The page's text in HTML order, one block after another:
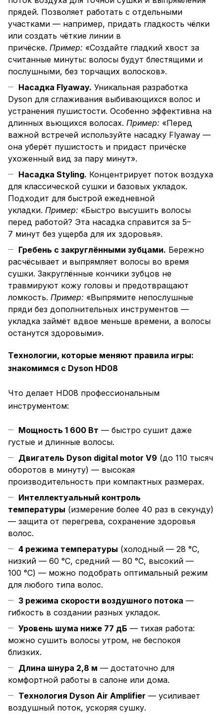
прядей. Позволяет работать с отдельными
участками — например, придать гладкость чёлки
или создать чёткие линии в
причёске. Пример: «Создайте гладкий хвост за
считанные минуты: волосы будут блестящими и
послушными, без торчащих волосков».
Насадка Flyaway. Уникальная разработка
Dyson для сглаживания выбивающихся волос и
устранения пушистости. Особенно эффективна на
длинных вьющихся волосах. Пример: «Перед
важной встречей используйте насадку Flyaway —
она уберёт пушистость и придаст причёске
ухоженный вид за пару минут».
Насадка Styling. Концентрирует поток воздуха
для классической сушки и базовых укладок.
Подходит для быстрой ежедневной
укладки. Пример: «Быстро высушить волосы
перед работой? Эта насадка справится за 5–
7 минут без ущерба для их здоровья».
Гребень с закруглёнными зубцами. Бережно
расчёсывает и выпрямляет волосы во время
сушки. Закруглённые кончики зубцов не
травмируют кожу головы и предотвращают
ломкость. Пример: «Выпрямите непослушные
пряди без дополнительных инструментов —
укладка займёт вдвое меньше времени, а волосы
останутся здоровыми».
Технологии, которые меняют правила игры:
знакомимся с Dyson HD08
Что делает HD08 профессиональным
инструментом:
Мощность 1 600 Вт — быстро сушит даже
густые и длинные волосы.
Двигатель Dyson digital motor V9 (до 110 тысяч
оборотов в минуту) — высокая
производительность при компактных размерах.
Интеллектуальный контроль
температуры (измерение более 40 раз в секунду)
— защита от перегрева, сохранение здоровья
волос.
4 режима температуры (холодный — 28 °C,
низкий — 60 °C, средний — 80 °C, высокий —
100 °C) — можно подобрать оптимальный режим
для любого типа волос.
3 режима скорости воздушного потока —
гибкость в создании разных укладок.
Уровень шума ниже 77 дБ — тихая работа:
можно сушить волосы утром, не беспокоя
близких.
Длина шнура 2,8 м — достаточно для
комфортной работы в салоне или дома.
Технология Dyson Air Amplifier — усиливает
воздушный поток, ускоряя сушку.